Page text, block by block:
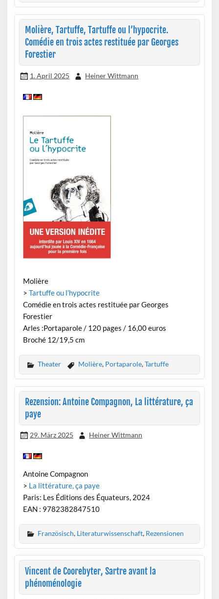
Molière, Tartuffe, Tartuffe ou l’hypocrite.
Comédie en trois actes restituée par Georges
Forestier
1. April 2025 Heiner Wittmann
Molière​
> Tartuffe ou l’hypocrite
Comédie en trois actes restituée par Georges
Forestier
Arles :Portaparole / 120 pages / 16,00 euros
Broché 12/19,5 cm
Theater Molière, Portaparole,Tartuffe
Rezension: Antoine Compagnon, La littérature, ça
paye
29. März 2025 Heiner Wittmann
Antoine Compagnon
> La littérature, ça paye
Paris: Les Éditions des Équateurs, 2024
EAN : 9782382847510
Französisch, Literaturwissenschaft, Rezensionen
Vincent de Coorebyter, Sartre avant la
phénoménologie